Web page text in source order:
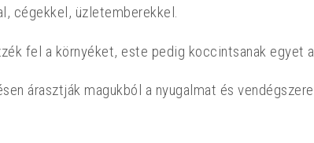
cégekkel, üzletemberekkel.
fel a környéket, este pedig koccintsanak egyet
árasztják magukból a nyugalmat és